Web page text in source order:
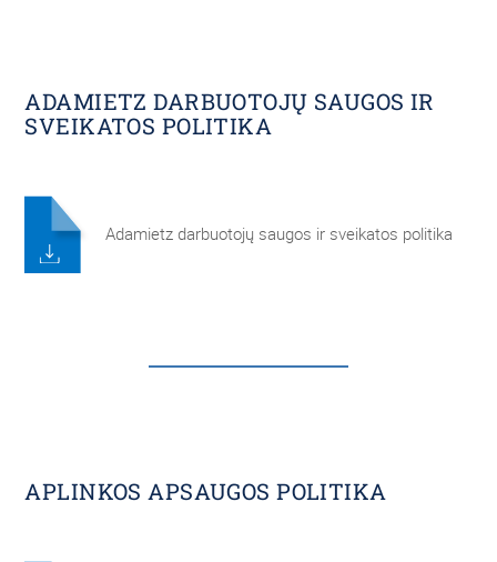
ADAMIETZ DARBUOTOJŲ SAUGOS IR
SVEIKATOS POLITIKA
Adamietz darbuotojų saugos ir sveikatos politika
APLINKOS APSAUGOS POLITIKA